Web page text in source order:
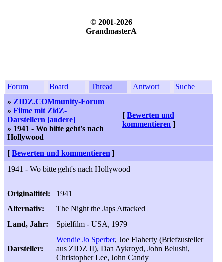
© 2001-2026
GrandmasterA
Forum Board Thread Antwort
Suche
» ZIDZ.COMmunity-Forum
» Filme mit ZidZ-
Darstellern [andere]
» 1941 - Wo bitte geht's nach
Hollywood
[ Bewerten und
kommentieren ]
[ Bewerten und kommentieren ]
1941 - Wo bitte geht's nach Hollywood
Originaltitel:
1941
Alternativ:
The Night the Japs Attacked
Land, Jahr:
Spielfilm - USA, 1979
Darsteller:
Wendie Jo Sperber, Joe Flaherty (Briefzusteller
aus ZIDZ II), Dan Aykroyd, John Belushi,
Christopher Lee, John Candy